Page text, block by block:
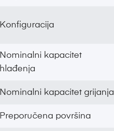
Konfiguracija
Nominalni kapacitet
hlađenja
Nominalni kapacitet grijanja
Preporučena površina